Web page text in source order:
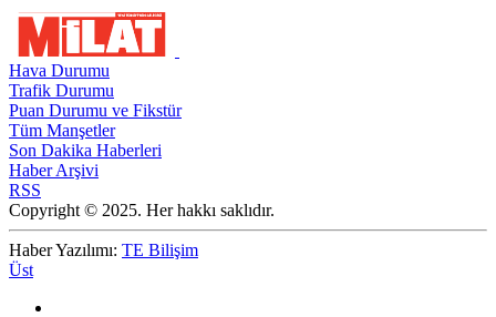
Hava Durumu
Trafik Durumu
Puan Durumu ve Fikstür
Tüm Manşetler
Son Dakika Haberleri
Haber Arşivi
RSS
Copyright © 2025. Her hakkı saklıdır.
Haber Yazılımı: TE Bilişim
Üst